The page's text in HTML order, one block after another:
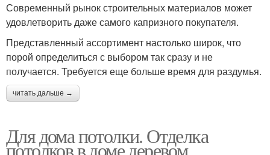
Современный рынок строительных материалов может
удовлетворить даже самого капризного покупателя.
Представленный ассортимент настолько широк, что
порой определиться с выбором так сразу и не
получается. Требуется еще больше время для раздумья.
читать дальше →
Для дома потолки. Отделка